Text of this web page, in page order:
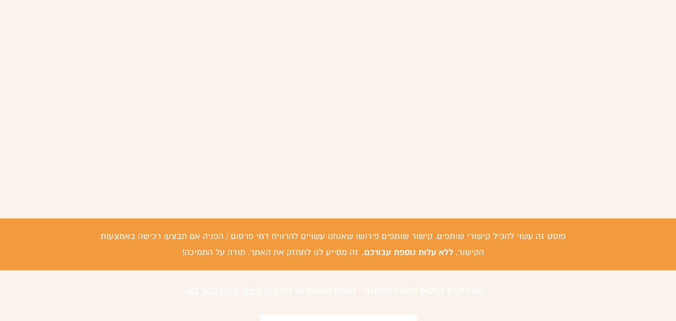
פוסט זה עשוי להכיל קישורי שותפים. קישור שותפים פירושו שאנחנו עשויים להרוויח דמי פרסום / הפניה אם תבצעו רכישה באמצעות
הקישור,ללא עלות נוספת עבורכם. זה מסייע לנו לתחזק את האתר. תודה על התמיכה!